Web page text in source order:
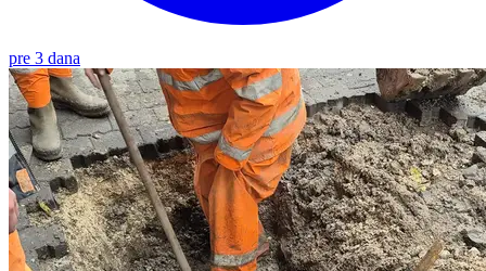
pre 3 dana